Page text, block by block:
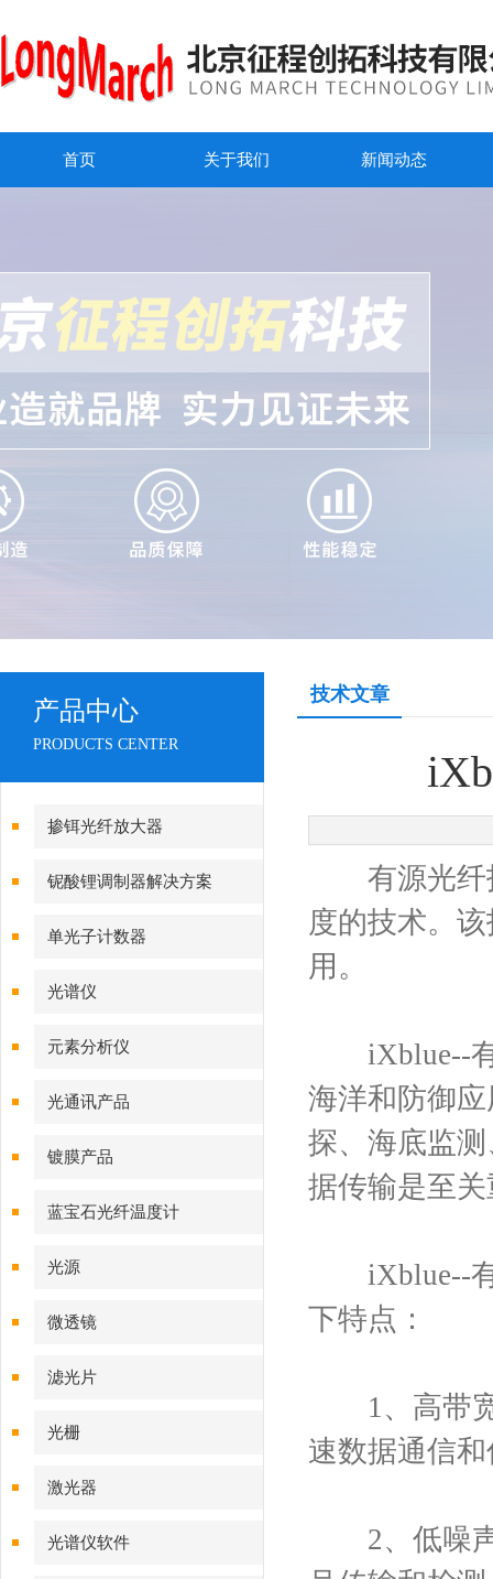
首页 关于我们 新闻动态
产品中心
PRODUCTS CENTER
掺铒光纤放大器
铌酸锂调制器解决方案
单光子计数器
光谱仪
元素分析仪
光通讯产品
镀膜产品
蓝宝石光纤温度计
光源
微透镜
滤光片
光栅
激光器
光谱仪软件
技术文章
有源光纤技
度的技术。
用。
iXblue--有
海洋和防御
探、海底监
据传输是至
iXblue--有
下特点：
1、高带宽
速数据通信
2、低噪声